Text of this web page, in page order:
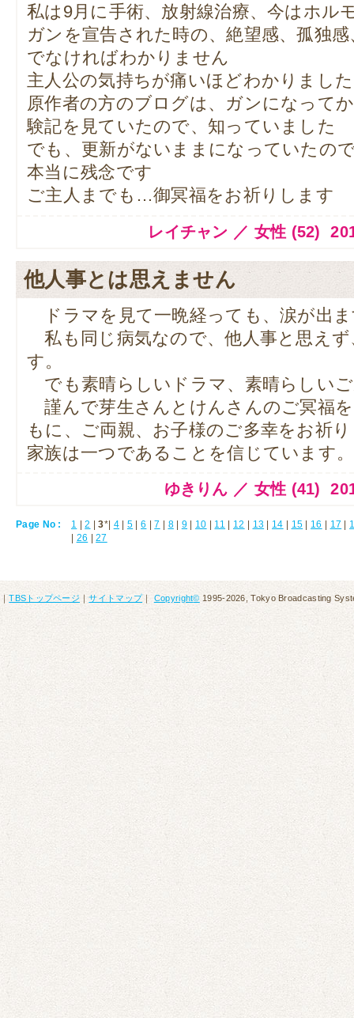
私は9月に手術、放射線治療、今はホル
ガンを宣告された時の、絶望感、孤独
でなければわかりません
主人公の気持ちが痛いほどわかりました
原作者の方のブログは、ガンになって
験記を見ていたので、知っていました
でも、更新がないままになっていたの
本当に残念です
ご主人までも…御冥福をお祈りします
レイチャン ／ 女性 (52)
他人事とは思えません
ドラマを見て一晩経っても、涙が出
私も同じ病気なので、他人事と思え
す。
でも素晴らしいドラマ、素晴らしい
謹んで芽生さんとけんさんのご冥福
もに、ご両親、お子様のご多幸をお祈
家族は一つであることを信じていま
ゆきりん ／ 女性 (41)
Page No : 1 |2 |3*| 4| 5 |6 |7 8| 9 10 11 12 13 14 15 16 17
26 |27
｜TBSトップページ ｜サイトマップ｜ Copyright© 1995-2026, Tokyo Broadcasting